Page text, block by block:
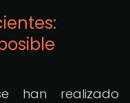
han realizado